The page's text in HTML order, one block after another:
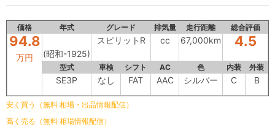
価格 年式 グレード 排気量 走行距離 総合評価
94.8
万円 (昭和-1925)
スピリットR cc 67,000km 4.5
型式 車検 シフト AC 色 内装 外装
SE3P なし FAT AAC シルバー C B
安く買う（無料 相場・出品情報配信）
高く売る（無料 相場情報配信）